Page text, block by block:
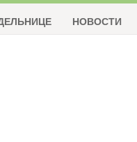
НОВОСТИ